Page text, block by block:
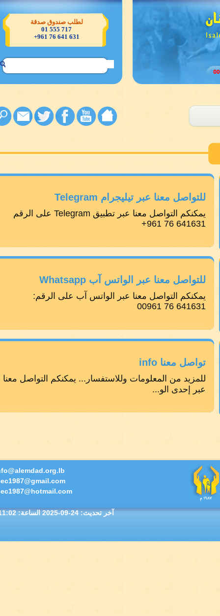
لطلب صندوق صدقة
للتواصل معنا عبر تيليجرام Telegram
يمكنكم التواصل معنا عبر تطبيق Telegram على الرقم
641631 76 961+
للتواصل معنا عبر الواتس آب Whatsapp
يمكنكم التواصل معنا عبر الواتس آب على الرقم:
641631 76 00961
تواصل معنا info
للمزيد من المعلومات وللاستفسار... يمكنكم التواصل معنا
عبر إحدى الو...
info@alemdad.org.lb
icec1987@gmail.com
icec1987@hotmail.com
آخر تحديث:2025-09-24الساعة: 11:02